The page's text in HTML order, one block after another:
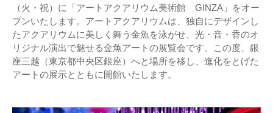
（火・祝）に「アートアクアリウム美術館 GINZA」をオー
プンいたします。アートアクアリウムは、独自にデザインし
たアクアリウムに美しく舞う金魚を泳がせ、光・音・香のオ
リジナル演出で魅せる金魚アートの展覧会です。この度、銀
座三越（東京都中央区銀座）へと場所を移し、進化をとげた
アートの展示とともに開館いたします。